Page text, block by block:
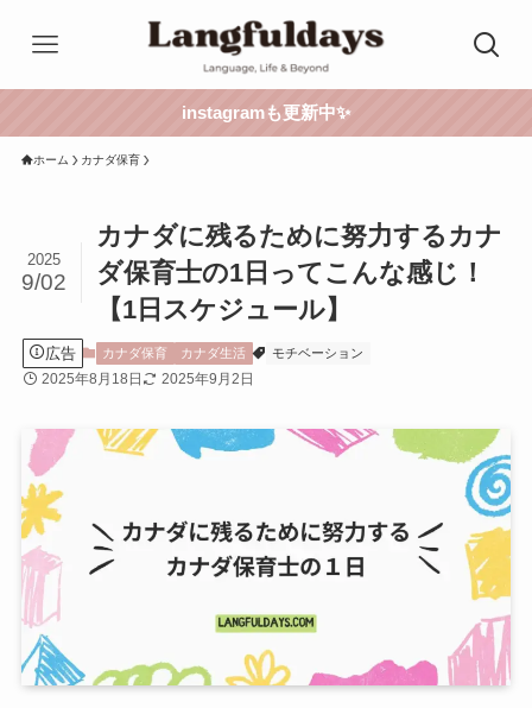
instagramも更新中✨
ホーム カナダ保育
カナダに残るために努力するカナ
ダ保育士の1日ってこんな感じ！
【1日スケジュール】
2025
9/02
広告 カナダ保育 カナダ生活 モチベーション
2025年8月18日 2025年9月2日